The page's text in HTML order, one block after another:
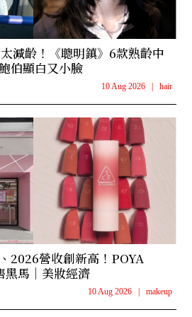
減齡！《聰明鎮》6款熟齡中
伯顯白又小臉
10 Aug 2026 hair
2026營收創新高！POYA
馬｜美妝經濟
10 Aug 2026 makeup